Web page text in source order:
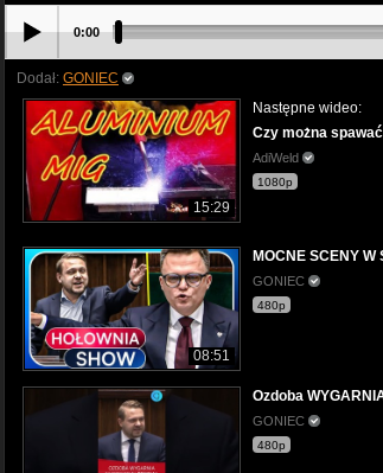
0:00
Dodał: GONIEC
15:29
Następne wideo:
Czy można
AdiWeld
1080p
08:51
MOCNE SCENY
GONIEC
480p
Ozdoba
GONIEC
480p